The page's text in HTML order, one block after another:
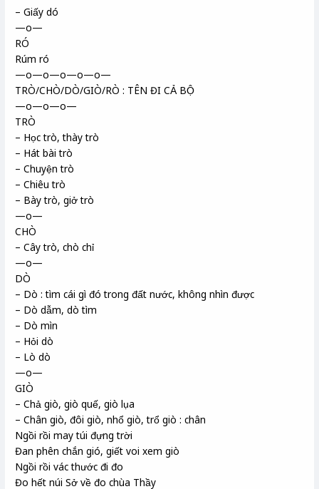
– Giấy dó
—o—
RÓ
Rúm ró
—o—o—o—o—o—
TRÒ/CHÒ/DÒ/GIÒ/RÒ : TÊN ĐI CẢ BỘ
—o—o—o—
TRÒ
– Học trò, thày trò
– Hát bài trò
– Chuyện trò
– Chiêu trò
– Bày trò, giở trò
—o—
CHÒ
– Cây trò, chò chỉ
—o—
DÒ
– Dò : tìm cái gì đó trong đất nước, không nhìn được
– Dò dẫm, dò tìm
– Dò mìn
– Hỏi dò
– Lò dò
—o—
GIÒ
– Chả giò, giò quế, giò lụa
– Chân giò, đôi giò, nhổ giò, trổ giò : chân
Ngồi rồi may túi đựng trời
Đan phên chắn gió, giết voi xem giò
Ngồi rồi vác thước đi đo
Đo hết núi Sở về đo chùa Thầy